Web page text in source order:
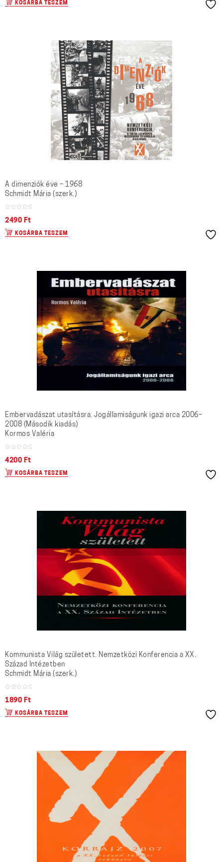
KOSÁRBA TESZEM
A dimenziók éve – 1968
Schmidt Mária (szerk.)
2490 Ft
KOSÁRBA TESZEM
Embervadászat utasításra. Jogállamiságunk igazi arca 2006–
2008 (Második kiadás)
Kormos Valéria
4200 Ft
KOSÁRBA TESZEM
Kommunista Világ született. Nemzetközi Konferencia a XX.
Század Intézetben
Schmidt Mária (szerk.)
1890 Ft
KOSÁRBA TESZEM